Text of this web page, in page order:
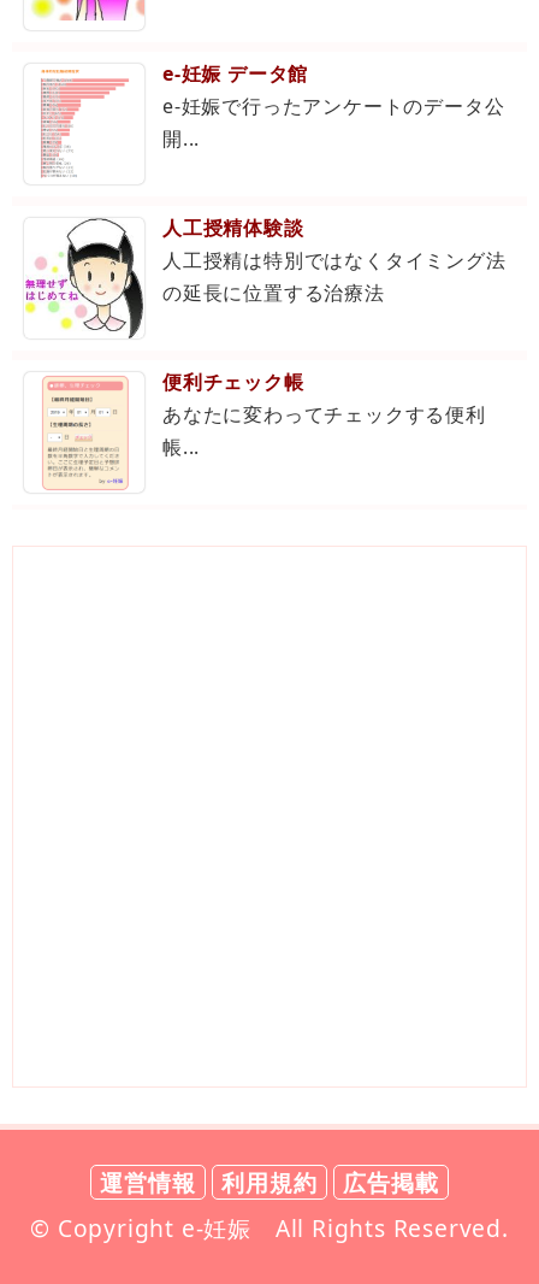
e-妊娠 データ館
e-妊娠で行ったアンケートのデータ公
開...
人工授精体験談
人工授精は特別ではなくタイミング法
の延長に位置する治療法
便利チェック帳
あなたに変わってチェックする便利
帳...
運営情報 利用規約
広告掲載
© Copyright e-妊娠 All Rights Reserved.